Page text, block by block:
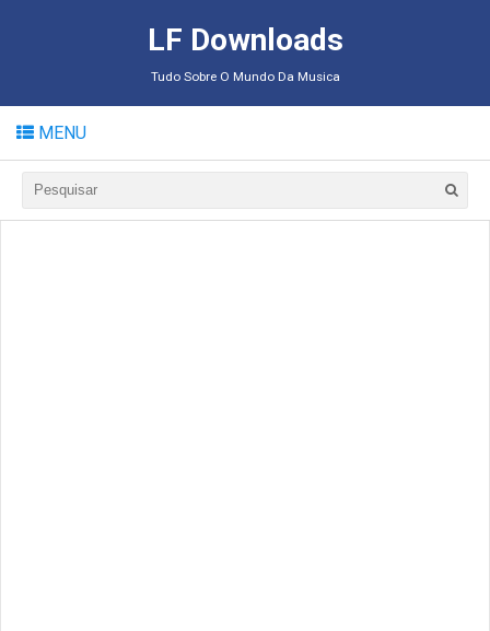
LF Downloads
Tudo Sobre O Mundo Da Musica
MENU